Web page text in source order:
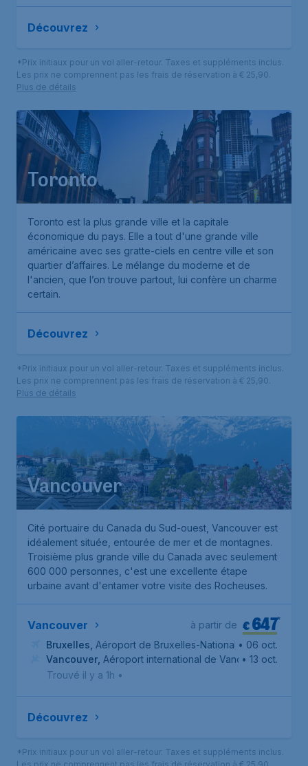
Découvrez
*Prix initiaux pour un vol aller-retour. Taxes et suppléments inclus.
Les prix ne comprennent pas les frais de réservation à € 25,90.
Plus de détails
Toronto
Toronto est la plus grande ville et la capitale
économique du pays. Elle a tout d'une grande ville
américaine avec ses gratte-ciels en centre ville et son
quartier d’affaires. Le mélange du moderne et de
l'ancien, que l’on trouve partout, lui confère un charme
certain.
Découvrez
*Prix initiaux pour un vol aller-retour. Taxes et suppléments inclus.
Les prix ne comprennent pas les frais de réservation à € 25,90.
Plus de détails
Vancouver
Cité portuaire du Canada du Sud-ouest, Vancouver est
idéalement située, entourée de mer et de montagnes.
Troisième plus grande ville du Canada avec seulement
600 000 personnes, c'est une excellente étape
urbaine avant d'entamer votre visite des Rocheuses.
Vancouver €647*
à partir de
Bruxelles Aéroport de Bruxelles-National • 06 oct.
Vancouver Aéroport international de Vancouver
• 13 oct.
Trouvé il y a 1h •
Découvrez
*Prix initiaux pour un vol aller-retour. Taxes et suppléments inclus.